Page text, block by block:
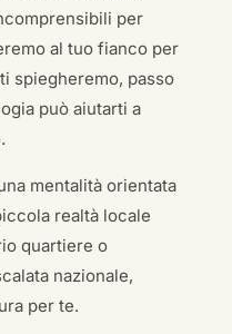
per
al tuo fianco per
spiegheremo, passo
può aiutarti a
mentalità orientata
realtà locale
quartiere o
nazionale,
per te.